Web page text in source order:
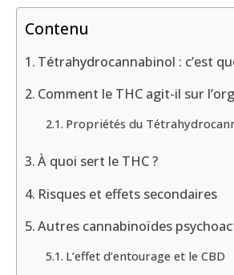
Contenu
Tétrahydrocannabinol : c’est
Comment le THC agit-il sur
Propriétés du
À quoi sert le THC ?
Risques et effets secondaires
Autres cannabinoïdes
L’effet d’entourage et le CBD